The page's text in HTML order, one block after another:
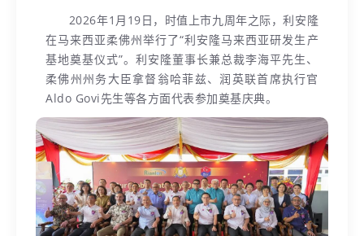
2026年1月19日，时值上市九周年之际，利安隆
在马来西亚柔佛州举行了“利安隆马来西亚研发生产
基地奠基仪式”。利安隆董事长兼总裁李海平先生、
柔佛州州务大臣拿督翁哈菲兹、润英联首席执行官
Aldo Govi先生等各方面代表参加奠基庆典。